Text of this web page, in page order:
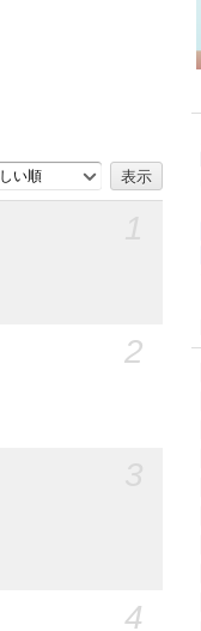
い順
2
4